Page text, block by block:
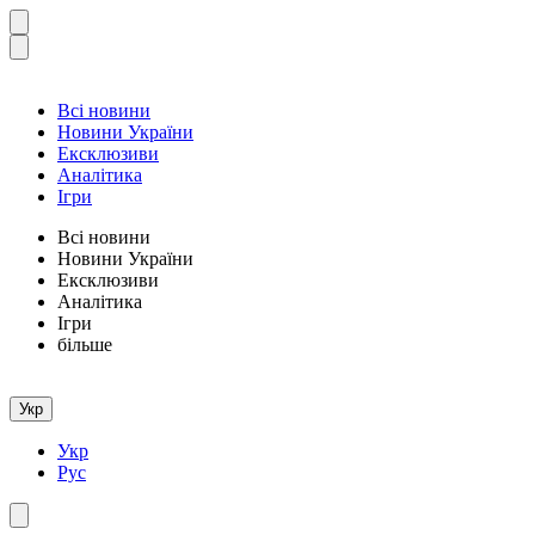
Всі новини
Новини України
Ексклюзиви
Аналітика
Ігри
Всі новини
Новини України
Ексклюзиви
Аналітика
Ігри
більше
Укр
Укр
Рус